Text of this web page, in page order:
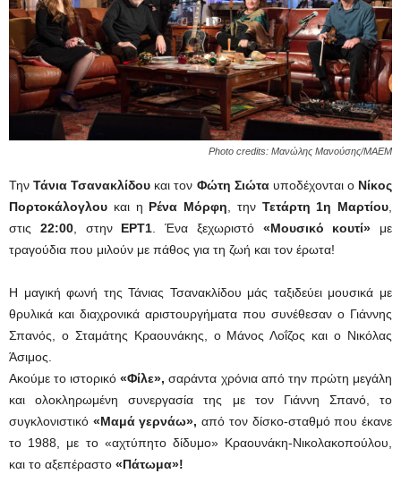
Photo credits: Μανώλης Μανούσης/ΜΑΕΜ
ΤηνΤάνια Τσανακλίδου και τον Φώτη Σιώταυποδέχονται ο Νίκος
Πορτοκάλογλου και η Ρένα Μόρφη, την Τετάρτη 1η Μαρτίου,
στις 22:00, στην ΕΡΤ1. Ένα ξεχωριστό «Μουσικό κουτί» με
τραγούδια που μιλούν με πάθος για τη ζωή και τον έρωτα!
Η μαγική φωνή της Τάνιας Τσανακλίδου μάς ταξιδεύει μουσικά με
θρυλικά και διαχρονικά αριστουργήματα που συνέθεσαν ο Γιάννης
Σπανός, ο Σταμάτης Κραουνάκης, ο Μάνος Λοΐζος και ο Νικόλας
Άσιμος.
Ακούμε το ιστορικό«Φίλε», σαράντα χρόνια από την πρώτη μεγάλη
και ολοκληρωμένη συνεργασία της με τον Γιάννη Σπανό, το
συγκλονιστικό «Μαμά γερνάω»,από τον δίσκο-σταθμό που έκανε
το 1988, με το «αχτύπητο δίδυμο» Κραουνάκη-Νικολακοπούλου,
και το αξεπέραστο «Πάτωμα»!